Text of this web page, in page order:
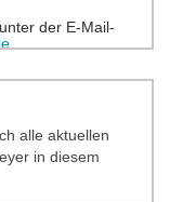
alle aktuellen
in diesem